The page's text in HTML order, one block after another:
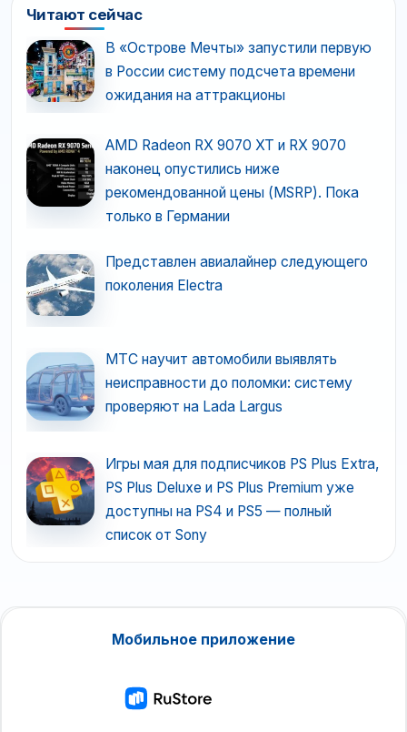
Читают сейчас
В «Острове Мечты» запустили первую
в России систему подсчета времени
ожидания на аттракционы
AMD Radeon RX 9070 XT и RX 9070
наконец опустились ниже
рекомендованной цены (MSRP). Пока
только в Германии
Представлен авиалайнер следующего
поколения Electra
МТС научит автомобили выявлять
неисправности до поломки: систему
проверяют на Lada Largus
Игры мая для подписчиков PS Plus Extra,
PS Plus Deluxe и PS Plus Premium уже
доступны на PS4 и PS5 — полный
список от Sony
Мобильное приложение